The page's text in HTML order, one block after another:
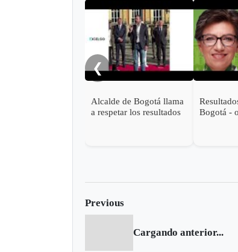
❮
Alcalde de Bogotá llama
a respetar los resultados
Bogotá -
Previous
Cargando anterior...